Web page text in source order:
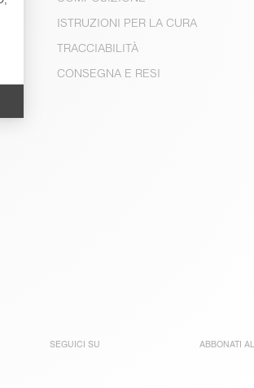
ISTRUZIONI PER LA CURA
TRACCIABILITÀ
CONSEGNA E RESI
SEGUICI SU ABBONATI